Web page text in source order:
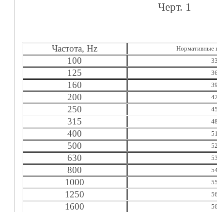
Черт. 1
Частота, Hz Нормативные
100
125
160
200
250
315
400
500
630
800
1000
1250
1600